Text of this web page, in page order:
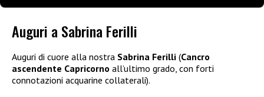
Auguri a Sabrina Ferilli
Auguri di cuore alla nostra Sabrina Ferilli (Cancro
ascendente Capricorno all’ultimo grado, con forti
connotazioni acquarine collaterali).